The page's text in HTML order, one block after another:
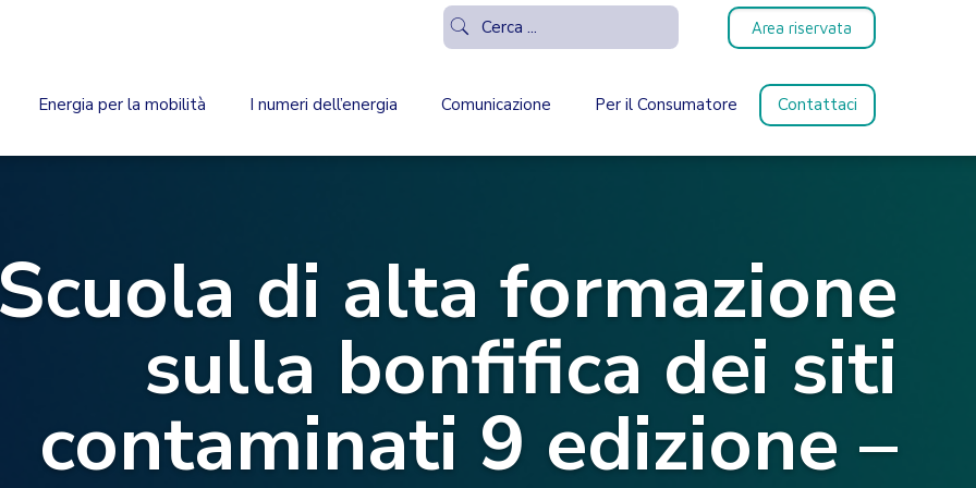
Area riservata
Energia per la mobilità I numeri dell’energia Comunicazione Per il Consumatore Contattaci
di alta formazione
sulla bonfifica dei siti
contaminati 9 edizione –